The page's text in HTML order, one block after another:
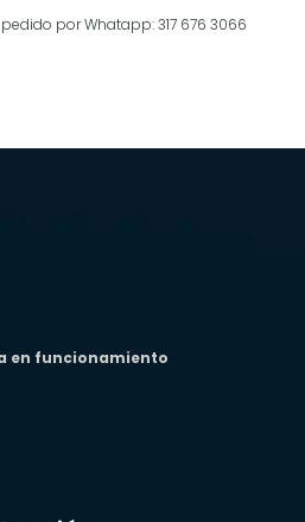
por Whatapp: 317 676 3066
en funcionamiento